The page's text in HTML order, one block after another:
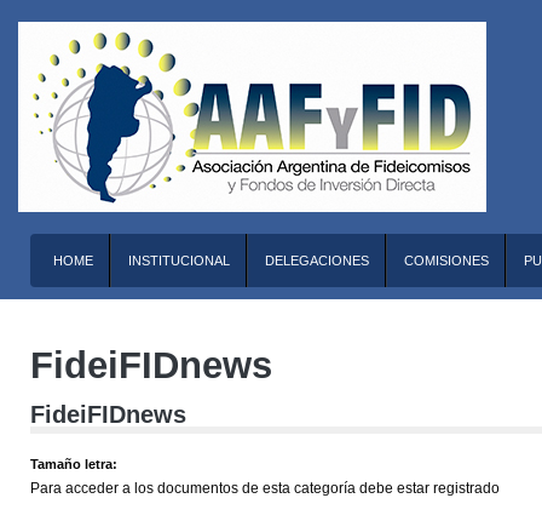
HOME INSTITUCIONAL DELEGACIONES COMISIONES
FideiFIDnews
FideiFIDnews
Tamaño letra:
Para acceder a los documentos de esta categoría debe estar registrado